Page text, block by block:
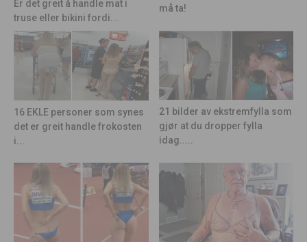
Er det greit å handle mat i
truse eller bikini fordi...
må ta!
16 EKLE personer som synes
det er greit handle frokosten
i...
21 bilder av ekstremfylla som
gjør at du dropper fylla
idag.....